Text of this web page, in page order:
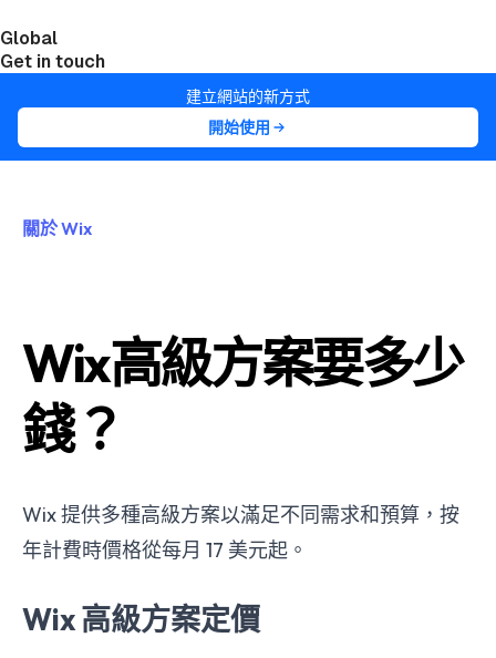
Global
Get in touch
建立網站的新方式
開始使用
關於 Wix
Wix高級方案要多少
錢？
Wix 提供多種高級方案以滿足不同需求和預算，按
年計費時價格從每月 17 美元起。
Wix 高級方案定價